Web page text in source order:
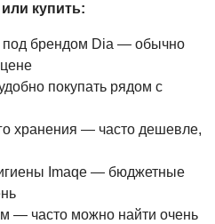
купить:
под брендом Dia — обычно
покупать рядом с
хранения — часто дешевле,
Imaqe — бюджетные
— часто можно найти очень